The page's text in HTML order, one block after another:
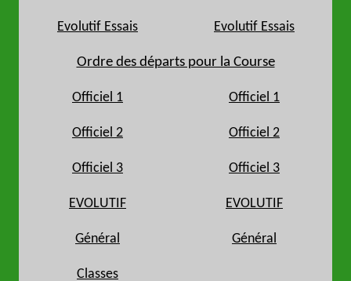
Evolutif Essais Evolutif Essais
Ordre des départs pour la Course
Officiel 1 Officiel 1
Officiel 2 Officiel 2
Officiel 3 Officiel 3
EVOLUTIF EVOLUTIF
Général Général
Classes